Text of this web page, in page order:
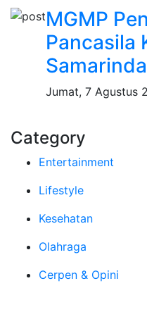
MGMP
Pancasila
Jumat, 7 Agustus
Category
Entertainment
Lifestyle
Kesehatan
Olahraga
Cerpen & Opini